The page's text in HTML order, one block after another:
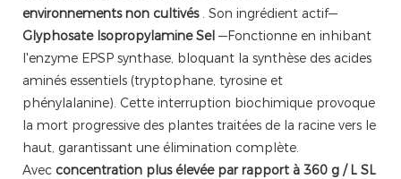
environnements non cultivés . Son ingrédient actif—
Glyphosate Isopropylamine Sel —Fonctionne en inhibant
l'enzyme EPSP synthase, bloquant la synthèse des acides
aminés essentiels (tryptophane, tyrosine et
phénylalanine). Cette interruption biochimique provoque
la mort progressive des plantes traitées de la racine vers le
haut, garantissant une élimination complète.
Avec concentration plus élevée par rapport à 360 g / L SL